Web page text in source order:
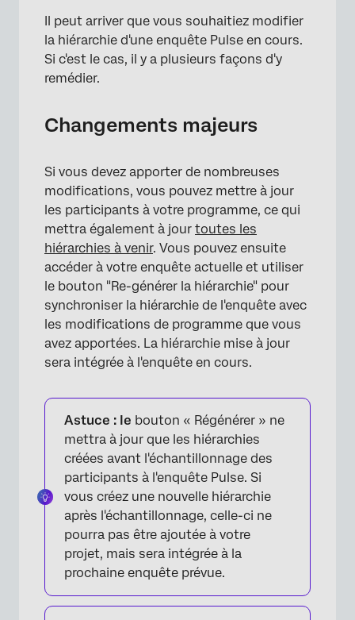
×
×
Il peut arriver que vous souhaitiez modifier
la hiérarchie d'une enquête Pulse en cours.
Si c'est le cas, il y a plusieurs façons d'y
remédier.
Changements majeurs
Si vous devez apporter de nombreuses
modifications, vous pouvez mettre à jour
les participants à votre programme, ce qui
mettra également à jour toutes les
hiérarchies à venir. Vous pouvez ensuite
accéder à votre enquête actuelle et utiliser
le bouton "Re-générer la hiérarchie" pour
synchroniser la hiérarchie de l'enquête avec
les modifications de programme que vous
avez apportées. La hiérarchie mise à jour
sera intégrée à l'enquête en cours.
Astuce : le bouton « Régénérer » ne
mettra à jour que les hiérarchies
créées avant l'échantillonnage des
participants à l'enquête Pulse. Si
vous créez une nouvelle hiérarchie
après l'échantillonnage, celle-ci ne
pourra pas être ajoutée à votre
projet, mais sera intégrée à la
prochaine enquête prévue.